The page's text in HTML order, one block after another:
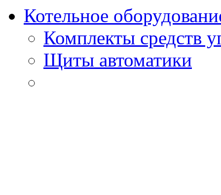
Котельное
Комплекты средств
Щиты автоматики